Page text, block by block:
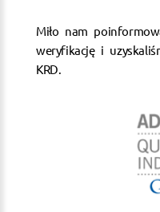
Miło nam
weryfikację i
KRD.